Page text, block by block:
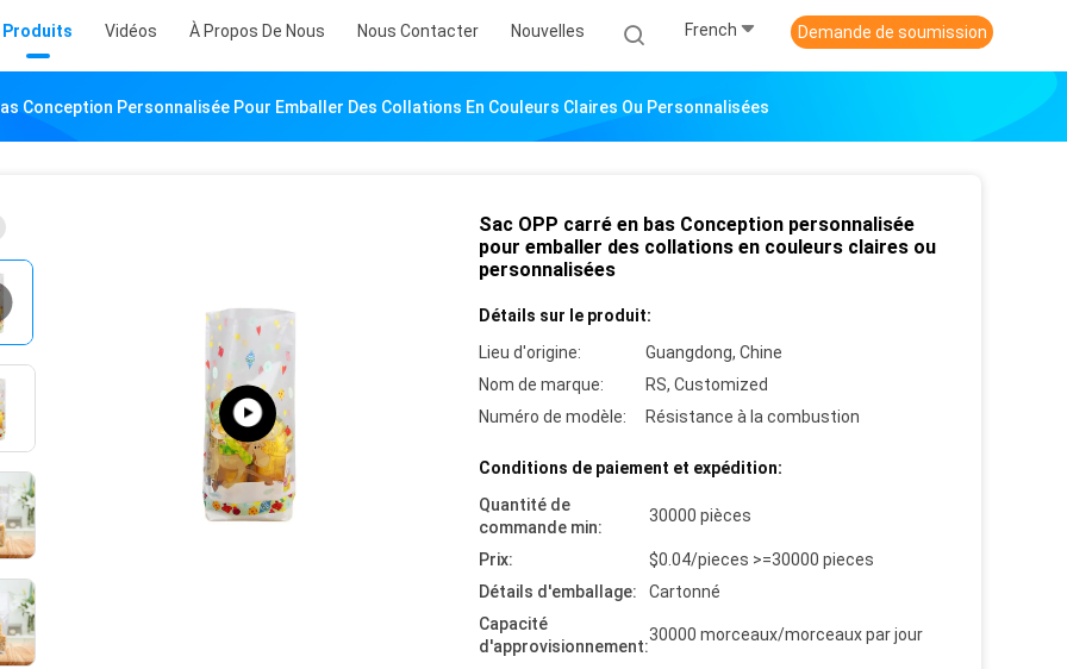
Produits Vidéos À Propos De Nous Nous Contacter Nouvelles French Demande de soumission
Conception Personnalisée Pour Emballer Des Collations En Couleurs Claires Ou Personnalisées
Sac OPP carré en bas Conception personnalisée
pour emballer des collations en couleurs claires ou
personnalisées
Détails sur le produit:
Lieu d'origine:
Guangdong, Chine
Nom de marque:
RS, Customized
Numéro de modèle:
Résistance à la combustion
Conditions de paiement et expédition:
Quantité de
commande min:
30000 pièces
Prix:
$0.04/pieces >=30000 pieces
Détails d'emballage:
Cartonné
Capacité
d'approvisionnement:
30000 morceaux/morceaux par jour